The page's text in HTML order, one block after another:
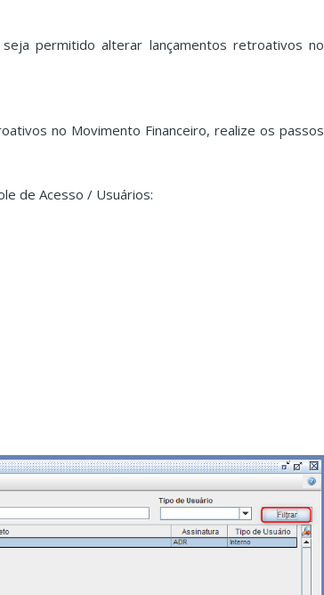
permitido alterar lançamentos retroativos no
no Movimento Financeiro, realize os passos
de Acesso / Usuários: